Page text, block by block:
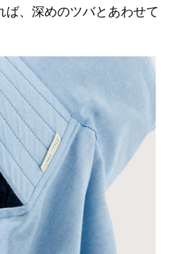
、深めのツバとあわせて